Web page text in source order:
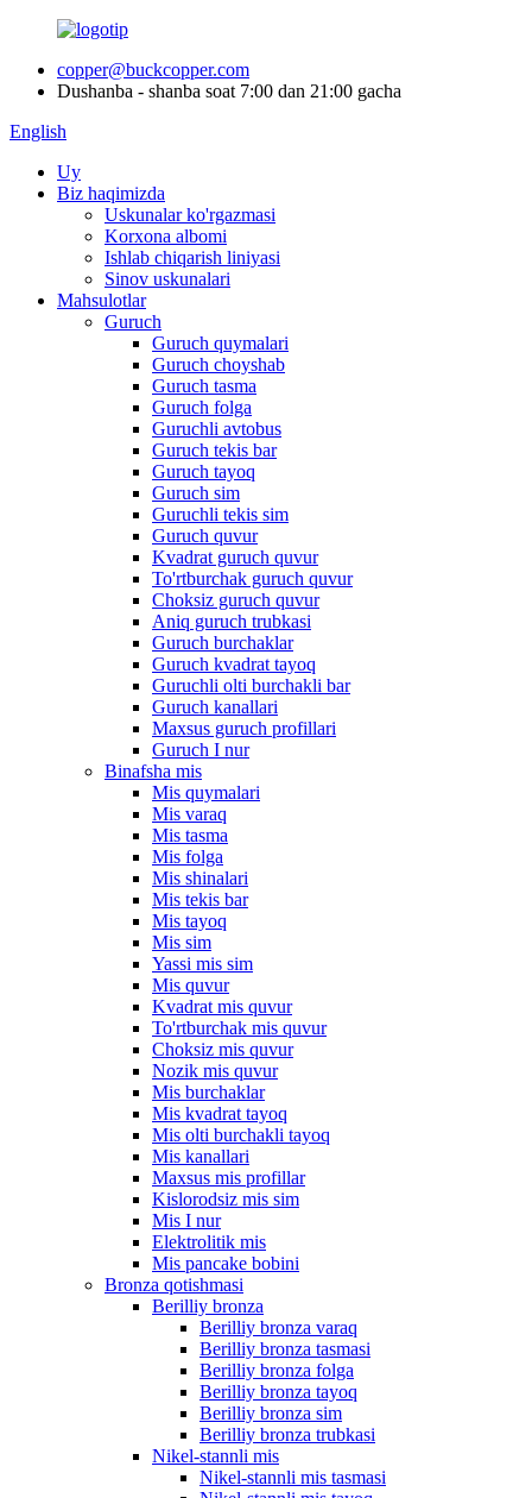
copper@buckcopper.com
Dushanba - shanba soat 7:00 dan 21:00 gacha
English
Uy
Biz haqimizda
Uskunalar ko'rgazmasi
Korxona albomi
Ishlab chiqarish liniyasi
Sinov uskunalari
Mahsulotlar
Guruch
Guruch quymalari
Guruch choyshab
Guruch tasma
Guruch folga
Guruchli avtobus
Guruch tekis bar
Guruch tayoq
Guruch sim
Guruchli tekis sim
Guruch quvur
Kvadrat guruch quvur
To'rtburchak guruch quvur
Choksiz guruch quvur
Aniq guruch trubkasi
Guruch burchaklar
Guruch kvadrat tayoq
Guruchli olti burchakli bar
Guruch kanallari
Maxsus guruch profillari
Guruch I nur
Binafsha mis
Mis quymalari
Mis varaq
Mis tasma
Mis folga
Mis shinalari
Mis tekis bar
Mis tayoq
Mis sim
Yassi mis sim
Mis quvur
Kvadrat mis quvur
To'rtburchak mis quvur
Choksiz mis quvur
Nozik mis quvur
Mis burchaklar
Mis kvadrat tayoq
Mis olti burchakli tayoq
Mis kanallari
Maxsus mis profillar
Kislorodsiz mis sim
Mis I nur
Elektrolitik mis
Mis pancake bobini
Bronza qotishmasi
Berilliy bronza
Berilliy bronza varaq
Berilliy bronza tasmasi
Berilliy bronza folga
Berilliy bronza tayoq
Berilliy bronza sim
Berilliy bronza trubkasi
Nikel-stannli mis
Nikel-stannli mis tasmasi